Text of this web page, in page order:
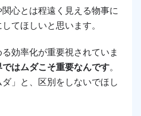
心とは程遠く見える物事に
てほしいと思います。
効率化が重要視されていま
はムダこそ重要なんです。
」と、区別をしないでほし